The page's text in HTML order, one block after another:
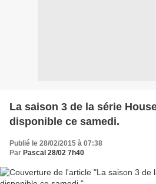
La saison 3 de la série
disponible ce samedi.
Publié le 28/02/2015 à 07:38
Par Pascal 28/02 7h40